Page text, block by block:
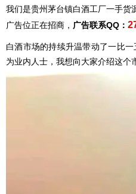
我们是贵州茅台镇白酒工厂一手货
广告位正在招商， 广告联系QQ：
白酒市场的持续升温带动了一比
为业内人士，我想向大家介绍这个